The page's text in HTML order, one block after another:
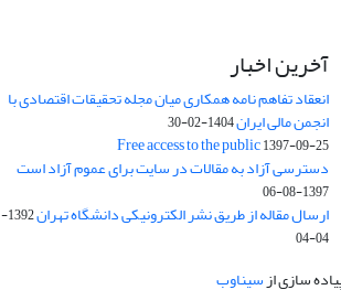
آخرین اخبار
انعقاد تفاهم نامه همکاری میان مجله تحقیقات اقتصادی با
انجمن مالی ایران1404-02-30
Free access to the public1397-09-25
دسترسی آزاد به مقالات در سایت برای عموم آزاد است
1397-08-06
ارسال مقاله از طریق نشر الکترونیکی دانشگاه تهران
1392-
04-04
سازی ازسیناوب